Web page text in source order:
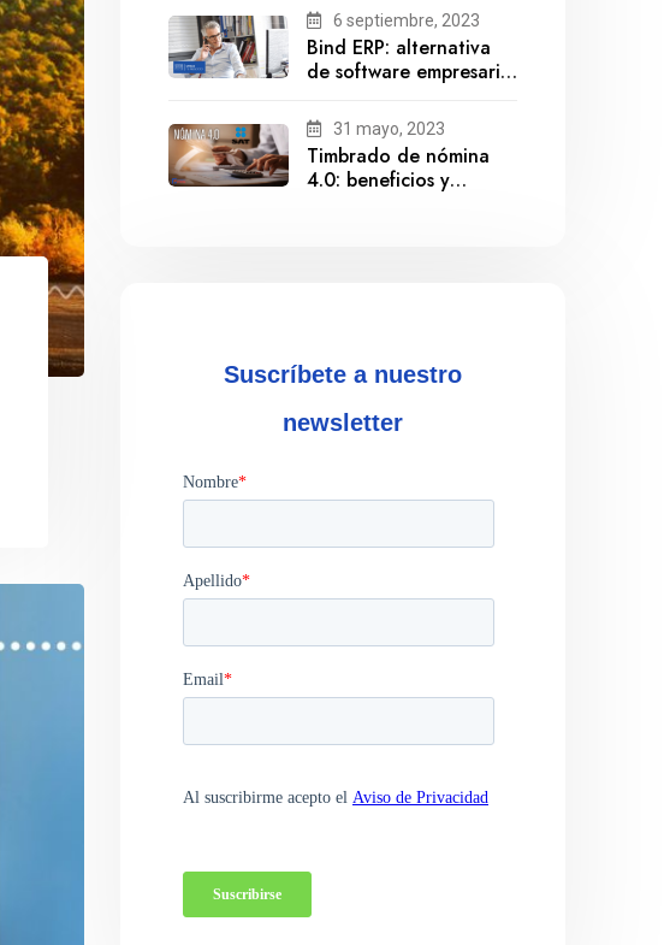
6 septiembre, 2023
Bind ERP: alternativa
de software empresarial
Gestionix
31 mayo, 2023
Timbrado de nómina
4.0: beneficios y
Suscríbete a nuestro
newsletter